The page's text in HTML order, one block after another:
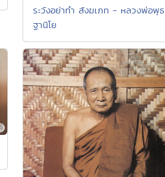
ระวังอย่าทำ สังฆเภท - หลวงพ่อพุธ
ฐานิโย